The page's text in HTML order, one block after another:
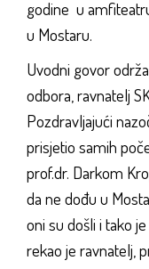
godine u
u Mostaru.
Uvodni govor
odbora, ravnatelj
Pozdravljajući
prisjetio samih
prof.dr. Darkom
da ne dođu u
oni su došli i tako
rekao je ravnatelj,